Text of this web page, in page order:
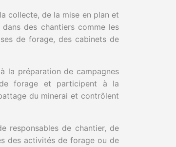
collecte, de la mise en plan et
des chantiers comme les
de forage, des cabinets de
la préparation de campagnes
de forage et participent à la
du minerai et contrôlent
responsables de chantier, de
des activités de forage ou de